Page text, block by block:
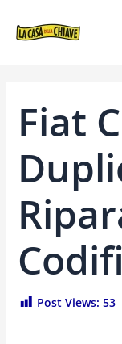
Fiat
Post Views: 53
ARTICOLI